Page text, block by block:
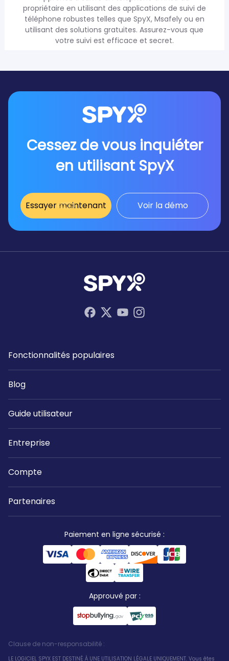
propriétaire en utilisant des applications de suivi de
téléphone robustes telles que SpyX, Msafely ou en
utilisant des solutions gratuites. Assurez-vous que
votre suivi est efficace et secret.
Cessez de vous inquiéter
en utilisant SpyX
Essayer maintenant Voir la démo
Fonctionnalités populaires
Blog
Guide utilisateur
Entreprise
Compte
Partenaires
Paiement en ligne sécurisé :
Approuvé par :
Clause de non-responsabilité :
LE LOGICIEL SPYX EST DESTINÉ À UNE UTILISATION LÉGALE UNIQUEMENT. Vous êtes